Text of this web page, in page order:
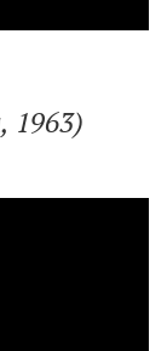
1963)